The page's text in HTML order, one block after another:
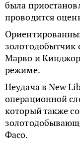
была
проводится
золотодобытчик
Марво и
режиме.
Неудача в New
операционной
который также
Фасо.